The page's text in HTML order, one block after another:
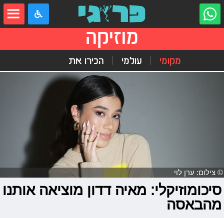
מוזיקה
מקומי עולמי הכירו את
© צילום: ערן לוי
סיכומוזיקלי: מאיה דדון מוציאה אותנו
מהבאסה